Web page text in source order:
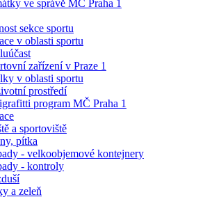
ve správě MČ Praha 1
sekce sportu
v oblasti sportu
zařízení v Praze 1
v oblasti sportu
prostředí
program MČ Praha 1
a sportoviště
pítka
- velkoobjemové kontejnery
- kontroly
a zeleň